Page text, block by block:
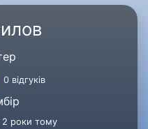
0 відгуків
2 роки тому